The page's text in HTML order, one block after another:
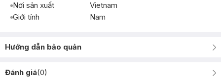
Nơi sản xuất
Vietnam
Giới tính
Nam
Hướng dẫn bảo quản
Đánh giá(0)